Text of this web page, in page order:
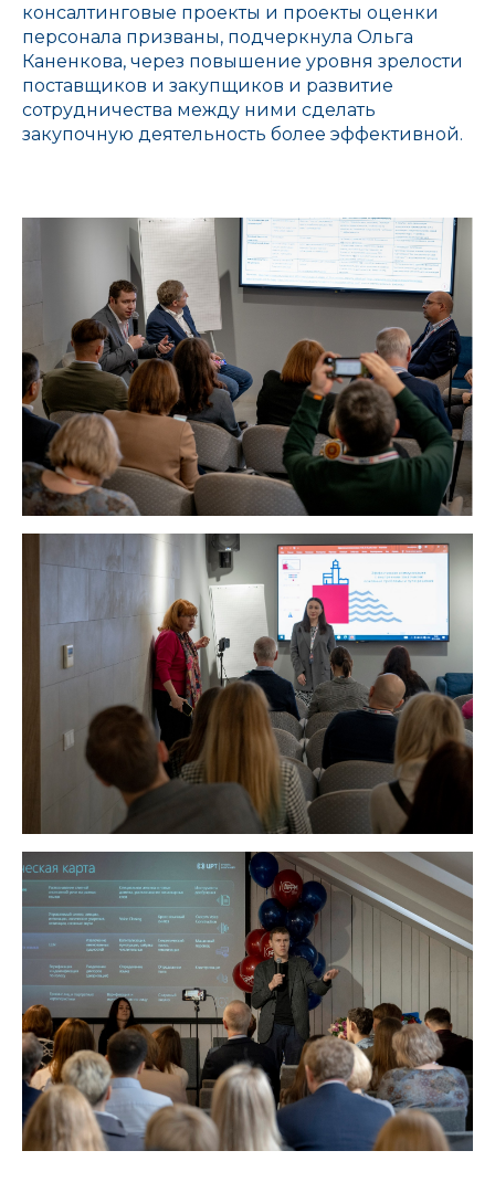
консалтинговые проекты и проекты оценки
персонала призваны, подчеркнула Ольга
Каненкова, через повышение уровня зрелости
поставщиков и закупщиков и развитие
сотрудничества между ними сделать
закупочную деятельность более эффективной.